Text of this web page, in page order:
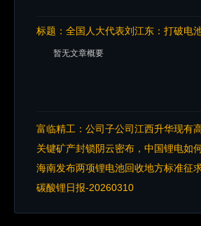
标题： 全国人大代表刘江东：打破电
暂无文章概要
富临精工：公司子公司江西升华现有
正极材料产能30万吨
关键矿产封锁阴云密布，中国锂电如
海南发布两项锂电池回收地方标准征
门槛 2 万吨，镍钴锰回收率≥98%
碳酸锂日报-20260310